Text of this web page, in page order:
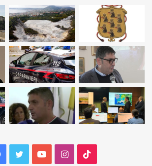
Facebook
TwitterYouTubeInstagram